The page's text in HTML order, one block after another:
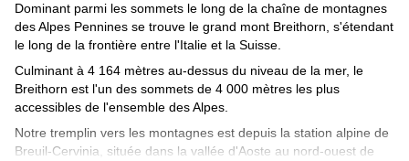
Dominant parmi les sommets le long de la chaîne de montagnes
des Alpes Pennines se trouve le grand mont Breithorn, s'étendant
le long de la frontière entre l'Italie et la Suisse.
Culminant à 4 164 mètres au-dessus du niveau de la mer, le
Breithorn est l'un des sommets de 4 000 mètres les plus
accessibles de l'ensemble des Alpes.
Notre tremplin vers les montagnes est depuis la station alpine de
Breuil-Cervinia, située dans la vallée d'Aoste au nord-ouest de